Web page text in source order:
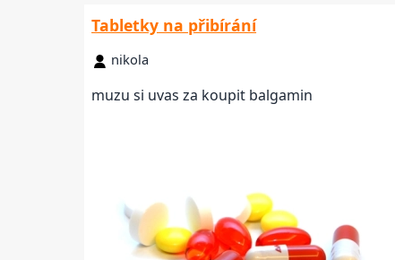
Tabletky na přibírání
nikola
muzu si uvas za koupit balgamin